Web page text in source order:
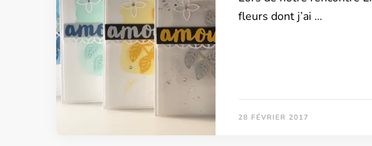
fleurs dont j’ai …
28 FÉVRIER 2017